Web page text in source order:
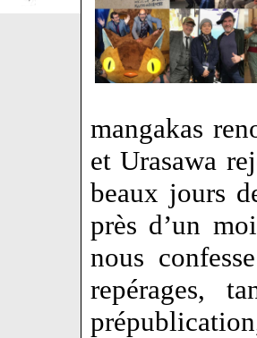
mangakas
et Urasawa
beaux jours
près d’un
nous
repérages,